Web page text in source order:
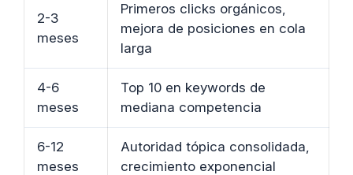
2-3
meses
Primeros clicks orgánicos,
mejora de posiciones en cola
larga
4-6
meses
Top 10 en keywords de
mediana competencia
6-12
meses
Autoridad tópica consolidada,
crecimiento exponencial